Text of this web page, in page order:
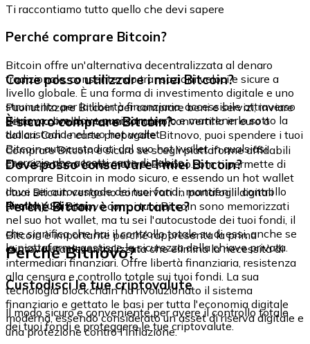
Ti raccontiamo tutto quello che devi sapere
Perché comprare Bitcoin?
Bitcoin offre un'alternativa decentralizzata al denaro
tradizionale, consentendo transazioni veloci e sicure a
livello globale. È una forma di investimento digitale e uno
strumento per la libertà finanziaria, accessibile attraverso
Bitnovo.com, dove puoi comprarlo e mantenerlo sotto la
tua custodia nel suo hot wallet.
Come posso utilizzare i miei Bitcoin?
Puoi utilizzare Bitcoin per comprare beni e servizi, inviare
denaro a livello internazionale o convertirlo in euro o
dollari. Con le carte prepagate Bitnovo, puoi spendere i tuoi
Bitcoin autocustodiati dal suo hot wallet in qualsiasi
esercizio che accetti carte di debito.
È sicuro comprare Bitcoin?
Comprare Bitcoin è sicuro se scegli piattaforme affidabili
che rispettano le normative. Bitnovo.com ti permette di
comprare Bitcoin in modo sicuro, e essendo un hot wallet
dove sei autocustode dei tuoi fondi, mantieni il controllo
diretto su di essi.
Dove posso conservare i miei Bitcoin?
I tuoi Bitcoin vengono conservati in portafogli digitali
(wallet). Su Bitnovo.com, i tuoi Bitcoin sono memorizzati
nel suo hot wallet, ma tu sei l'autocustode dei tuoi fondi, il
che significa che hai il controllo totale su di essi, anche se
la piattaforma gestisce la sicurezza della chiave privata.
Perché Bitcoin è importante?
Bitcoin è importante perché rappresenta la prima
criptovaluta decentralizzata che elimina la necessità di
intermediari finanziari. Offre libertà finanziaria, resistenza
alla censura e controllo totale sui tuoi fondi. La sua
tecnologia blockchain ha rivoluzionato il sistema
finanziario e gettato le basi per tutta l'economia digitale
moderna, essendo considerato un asset di riserva digitale e
una protezione contro l'inflazione.
Perché Bitnovo?
Custodisci le tue criptovalute
Il modo sicuro e conveniente per avere il controllo totale
dei tuoi fondi e proteggere le tue criptovalute.